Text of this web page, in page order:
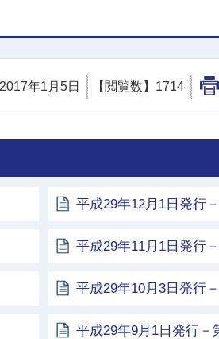
2017年1月5日 【閲覧数】 1714
平成29年12月1日発行
平成29年11月1日発行
平成29年10月3日発行
平成29年9月1日発行－